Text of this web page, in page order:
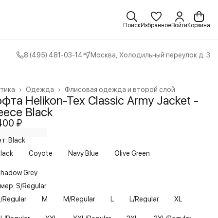
ПоискИзбранноеВойти Корзина
8 (495) 481-03-14 Москва, Холодильный переулок д. 3
Флисовая одежда и второй слой
Одежда ›
›
Helikon-Tex Classic Army Jacket -
Black
₽
Black
Coyote Navy Blue Olive Green
Grey
S/Regular
Regular
M M/Regular L L/Regular XL